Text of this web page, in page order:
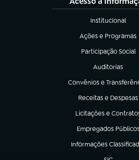
Institucional
(abre em nova
Ações e Programas
(abre em nova aba)
Participação Social
(abre em nova aba)
Auditorias
(abre em nova
Convênios e
(abre em nova aba)
Receitas e Despesas
(abre em nova aba)
Licitações e
(abre em nova aba)
Empregados
(abre em nova aba)
Informações
(abre em nova aba)